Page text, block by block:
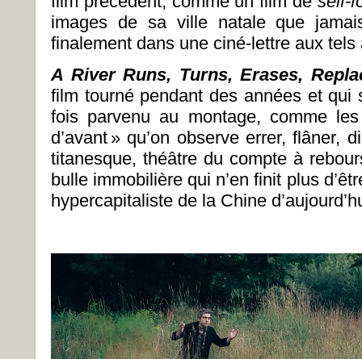
images de sa ville natale que
finalement dans une ciné-lettre aux
A River Runs, Turns, Erases,
film tourné pendant des années et qui
fois parvenu au montage, comme
d’avant » qu’on observe errer, flâner,
titanesque, théâtre du compte à
bulle immobilière qui n’en finit plus
hypercapitaliste de la Chine